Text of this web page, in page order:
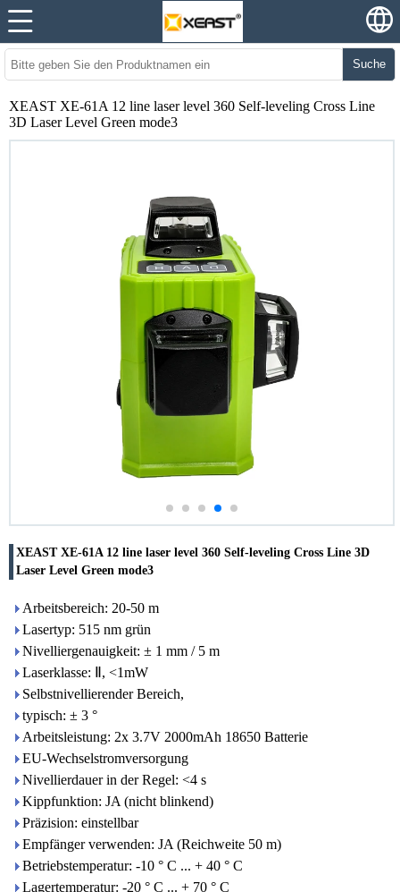
Suche
XEAST XE-61A 12 line laser level 360 Self-leveling Cross Line
3D Laser Level Green mode3
XEAST XE-61A 12 line laser level 360 Self-leveling Cross Line 3D
Laser Level Green mode3
Arbeitsbereich: 20-50 m
Lasertyp: 515 nm grün
Nivelliergenauigkeit: ± 1 mm / 5 m
Laserklasse: Ⅱ, <1mW
Selbstnivellierender Bereich,
typisch: ± 3 °
Arbeitsleistung: 2x 3.7V 2000mAh 18650 Batterie
EU-Wechselstromversorgung
Nivellierdauer in der Regel: <4 s
Kippfunktion: JA (nicht blinkend)
Präzision: einstellbar
Empfänger verwenden: JA (Reichweite 50 m)
Betriebstemperatur: -10 ° C ... + 40 ° C
Lagertemperatur: -20 ° C ... + 70 ° C